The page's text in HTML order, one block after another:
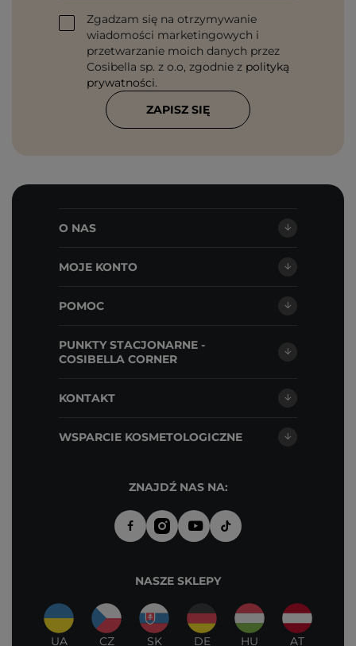
Zgadzam się na otrzymywanie
wiadomości marketingowych i
przetwarzanie moich danych przez
Cosibella sp. z o.o, zgodnie z polityką
prywatności.
ZAPISZ SIĘ
O NAS
MOJE KONTO
POMOC
PUNKTY STACJONARNE -
COSIBELLA CORNER
KONTAKT
WSPARCIE KOSMETOLOGICZNE
ZNAJDŹ NAS NA:
NASZE SKLEPY
UA CZ SK DE HU AT